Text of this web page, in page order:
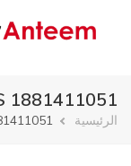
1881411051
مسار
الرئيسية